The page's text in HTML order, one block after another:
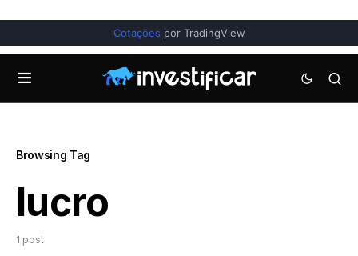
Cotações por TradingView
Browsing Tag
lucro
1 post